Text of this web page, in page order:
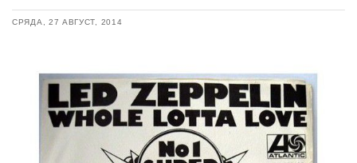
СРЯДА, 27 АВГУСТ, 2014